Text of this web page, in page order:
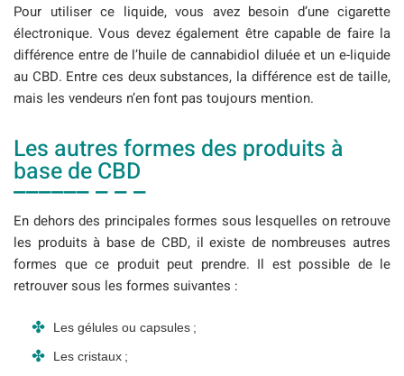
Pour utiliser ce liquide, vous avez besoin d’une cigarette
électronique. Vous devez également être capable de faire la
différence entre de l’huile de cannabidiol diluée et un e-liquide
au CBD. Entre ces deux substances, la différence est de taille,
mais les vendeurs n’en font pas toujours mention.
Les autres formes des produits à
base de CBD
En dehors des principales formes sous lesquelles on retrouve
les produits à base de CBD, il existe de nombreuses autres
formes que ce produit peut prendre. Il est possible de le
retrouver sous les formes suivantes :
Les gélules ou capsules ;
Les cristaux ;